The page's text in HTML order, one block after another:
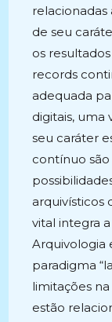
relacionadas
de seu
os
records
adequada
digitais, uma
seu caráter
contínuo são
arquivísticos
vital integra
Arquivologia
paradigma
limitações
estão